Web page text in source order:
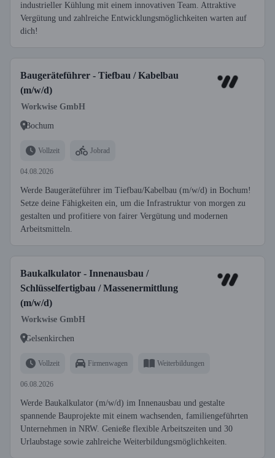
industrieller Kühlung mit einem innovativen Team. Attraktive
Vergütung und zahlreiche Entwicklungsmöglichkeiten warten auf
dich!
Baugeräteführer - Tiefbau / Kabelbau
(m/w/d)
Workwise GmbH
Bochum
Vollzeit Jobrad
04.08.2026
Werde Baugeräteführer im Tiefbau/Kabelbau (m/w/d) in Bochum!
Setze deine Fähigkeiten ein, um die Infrastruktur von morgen zu
gestalten und profitiere von fairer Vergütung und modernen
Arbeitsmitteln.
Baukalkulator - Innenausbau /
Schlüsselfertigbau / Massenermittlung
(m/w/d)
Workwise GmbH
Gelsenkirchen
Vollzeit Firmenwagen Weiterbildungen
06.08.2026
Werde Baukalkulator (m/w/d) im Innenausbau und gestalte
spannende Bauprojekte mit einem wachsenden, familiengeführten
Unternehmen in NRW. Genieße flexible Arbeitszeiten und 30
Urlaubstage sowie zahlreiche Weiterbildungsmöglichkeiten.